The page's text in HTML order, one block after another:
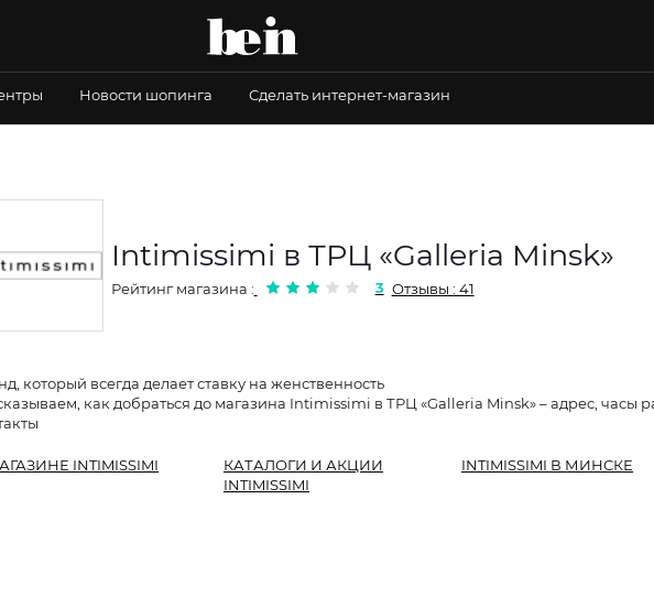
Новости шопинга Сделать интернет-магазин
Intimissimi в ТРЦ «Galleria Minsk»
Рейтинг магазина : 3 Отзывы : 41
который всегда делает ставку на женственность
как добраться до магазина Intimissimi в ТРЦ «Galleria Minsk» – адрес, часы
INTIMISSIMI
КАТАЛОГИ И АКЦИИ
INTIMISSIMI
INTIMISSIMI В МИНСКЕ